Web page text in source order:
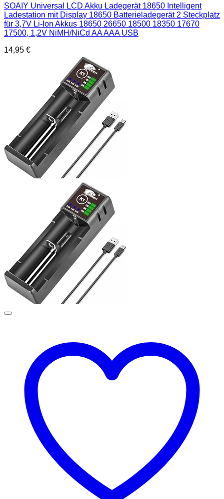
SOAIY Universal LCD Akku Ladegerät 18650 Intelligent
Ladestation mit Display 18650 Batterieladegerät 2 Steckplatz
für 3,7V Li-Ion Akkus 18650 26650 18500 18350 17670
17500, 1,2V NiMH/NiCd AA AAA USB
14,95 €